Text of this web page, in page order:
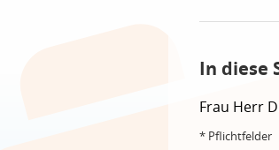
In diese
Frau Herr
* Pflichtfelder